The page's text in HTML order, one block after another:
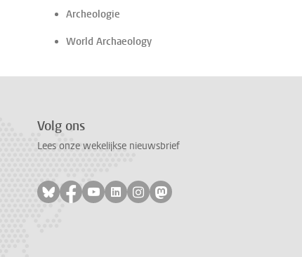
Archeologie
World Archaeology
Volg ons
Lees onze wekelijkse nieuwsbrief
Volg ons op bluesky
Volg ons op facebook
Volg ons op youtube
Volg ons op linkedin
Volg ons op instagram
Volg ons op mastodon